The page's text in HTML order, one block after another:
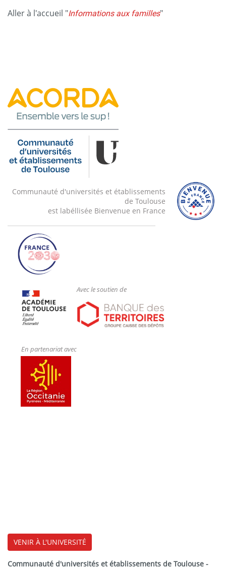
Aller à l'accueil "Informations aux familles"
Communauté d'universités et établissements
de Toulouse
est labéllisée Bienvenue en France
Avec le soutien de
En partenariat avec
VENIR À L'UNIVERSITÉ
Communauté d'universités et établissements de Toulouse -